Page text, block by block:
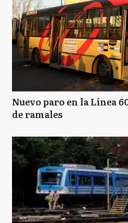
Nuevo paro en la Línea
de ramales